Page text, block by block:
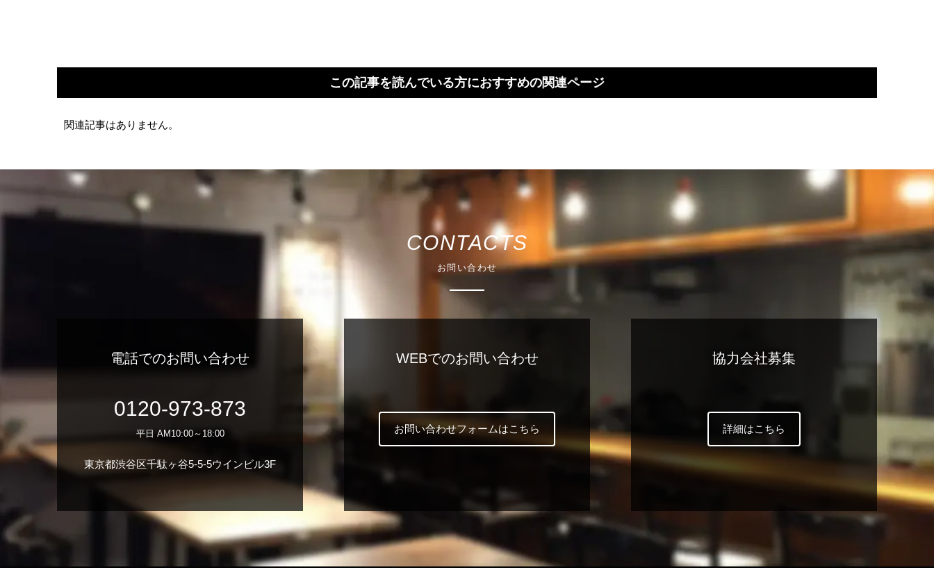
この記事を読んでいる方におすすめの関連ページ
関連記事はありません。
CONTACTS
お問い合わせ
電話でのお問い合わせ
0120-973-873
平日 AM10:00～18:00
東京都渋谷区千駄ヶ谷5-5-5ウインビル3F
WEBでのお問い合わせ
お問い合わせフォームはこちら
協力会社募集
詳細はこちら